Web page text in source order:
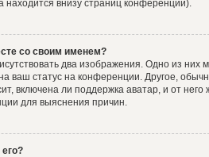
находится внизу страниц конференции).
со своим именем?
два изображения. Одно из
ваш статус на конференции. Другое,
включена ли поддержка аватар, и от
для выяснения причин.